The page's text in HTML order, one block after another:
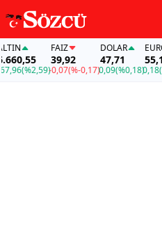
(%2,59)
FAİZ
39,92
-0,07(%-0,17)
DOLAR
47,71
0,09(%0,18)
EURO
55,19
0,18